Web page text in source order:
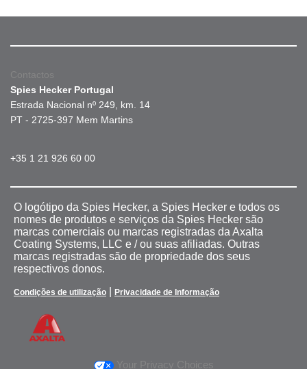
Contactos
Spies Hecker Portugal
Estrada Nacional nº 249, km. 14
PT - 2725-397 Mem Martins
+35 1 21 926 60 00
O logótipo da Spies Hecker, a Spies Hecker e todos os
nomes de produtos e serviços da Spies Hecker são
marcas comerciais ou marcas registradas da Axalta
Coating Systems, LLC e / ou suas afiliadas. Outras
marcas registradas são de propriedade dos seus
respectivos donos.
Condições de utilização Privacidade de Informação
Your Privacy Choices